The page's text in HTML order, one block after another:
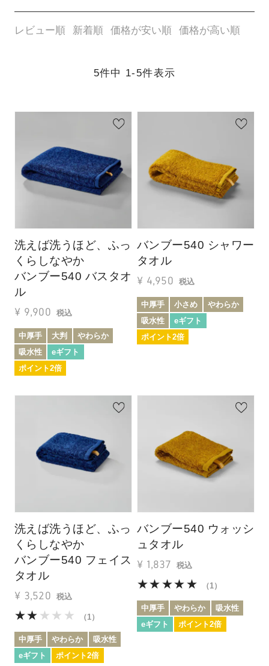
レビュー順 新着順 価格が安い順 価格が高い順
5件中 1- 5件表示
洗えば洗うほど、ふっ
くらしなやか
バンブー540 バスタオ
ル
¥ 9,900 税込
中厚手 大判
やわらか
吸水性
eギフト
ポイント2倍
バンブー540 シャワー
タオル
¥ 4,950 税込
中厚手 小さめ
やわらか
吸水性
eギフト
ポイント2倍
洗えば洗うほど、ふっ
くらしなやか
バンブー540 フェイス
タオル
¥ 3,520 税込
（1）
中厚手 やわらか
吸水性
eギフト
ポイント2倍
バンブー540 ウォッシ
ュタオル
¥ 1,837 税込
（1）
中厚手 やわらか
吸水性
eギフト
ポイント2倍